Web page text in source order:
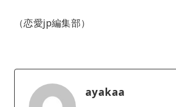
（恋愛jp編集部）
ayakaa